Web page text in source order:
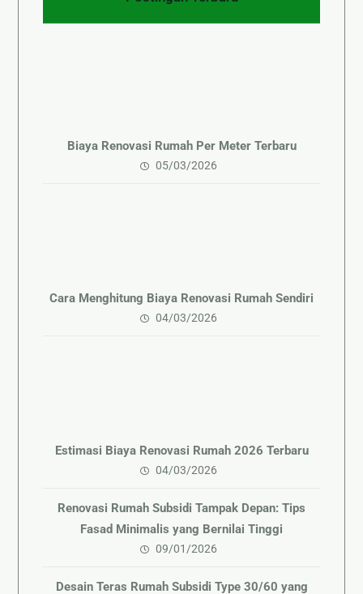
Biaya Renovasi Rumah Per Meter Terbaru
05/03/2026
Cara Menghitung Biaya Renovasi Rumah Sendiri
04/03/2026
Estimasi Biaya Renovasi Rumah 2026 Terbaru
04/03/2026
Renovasi Rumah Subsidi Tampak Depan: Tips
Fasad Minimalis yang Bernilai Tinggi
09/01/2026
Desain Teras Rumah Subsidi Type 30/60 yang